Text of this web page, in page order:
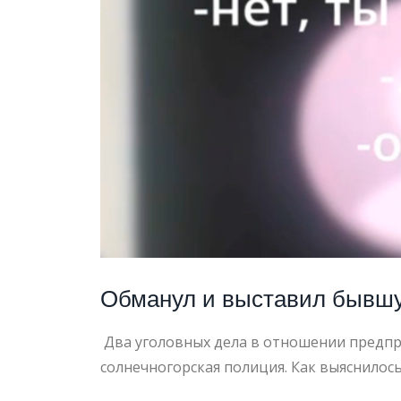
Обманул и выставил
Два уголовных дела в отношении
солнечногорская полиция. Как